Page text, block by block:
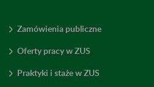
Zamówienia publiczne
Oferty pracy w ZUS
Praktyki i staże w ZUS